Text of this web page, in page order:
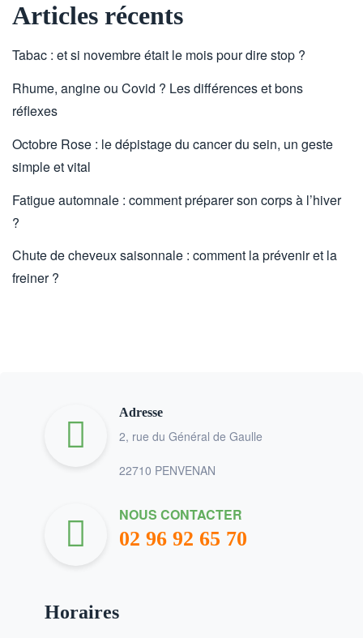
Articles récents
Tabac : et si novembre était le mois pour dire stop ?
Rhume, angine ou Covid ? Les différences et bons
réflexes
Octobre Rose : le dépistage du cancer du sein, un geste
simple et vital
Fatigue automnale : comment préparer son corps à l’hiver
?
Chute de cheveux saisonnale : comment la prévenir et la
freiner ?
Adresse
2, rue du Général de Gaulle
22710 PENVENAN
NOUS CONTACTER
02 96 92 65 70
Horaires